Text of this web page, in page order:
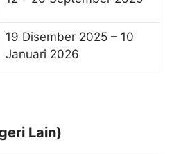
19 Disember 2025 – 10
Januari 2026
Lain)